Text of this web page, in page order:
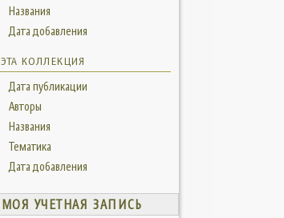
Названия
Дата добавления
ЭТА КОЛЛЕКЦИЯ
Дата публикации
Авторы
Названия
Тематика
Дата добавления
МОЯ УЧЕТНАЯ ЗАПИСЬ